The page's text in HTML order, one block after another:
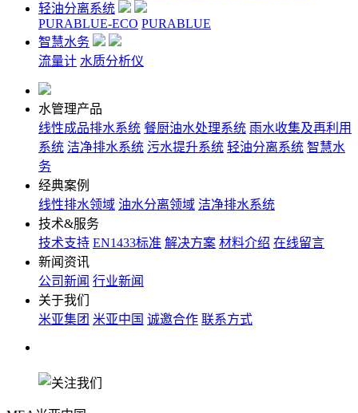
轻油分离系统
PURABLUE-ECO PURABLUE
智慧水务
流量计 水质分析仪
水管理产品
线性成品排水系统 餐厨油水处理系统 雨水收集及再利用
系统 洁净排水系统 污水提升系统 轻油分离系统 智慧水
务
经典案例
线性排水领域 油水分离领域 洁净排水系统
技术&服务
技术支持 EN1433标准 解决方案 材料介绍 在线留言
新闻资讯
公司新闻 行业新闻
关于我们
米亚集团 米亚中国 诚邀合作 联系方式